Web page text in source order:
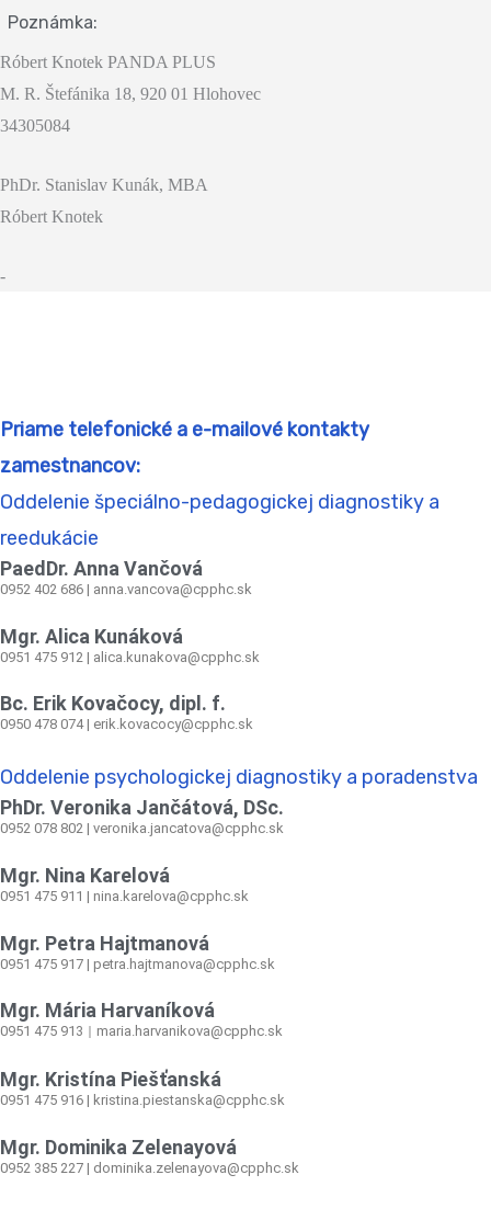
Poznámka:
Róbert Knotek PANDA PLUS
M. R. Štefánika 18, 920 01 Hlohovec
34305084
PhDr. Stanislav Kunák, MBA
Róbert Knotek
-
Priame telefonické a e-mailové kontakty
zamestnancov:
Oddelenie špeciálno-pedagogickej diagnostiky a
reedukácie
PaedDr. Anna Vančová
0952 402 686 | anna.vancova@cpphc.sk
Mgr. Alica Kunáková
0951 475 912 | alica.kunakova@cpphc.sk
Bc. Erik Kovačocy, dipl. f.
0950 478 074 | erik.kovacocy@cpphc.sk
Oddelenie psychologickej diagnostiky a poradenstva
PhDr. Veronika Jančátová, DSc.
0952 078 802 | veronika.jancatova@cpphc.sk
Mgr. Nina Karelová
0951 475 911 | nina.karelova@cpphc.sk
Mgr. Petra Hajtmanová
0951 475 917 | petra.hajtmanova@cpphc.sk
Mgr. Mária Harvaníková
0951 475 913 maria.harvanikova@cpphc.sk
Mgr. Kristína Piešťanská
0951 475 916 | kristina.piestanska@cpphc.sk
Mgr. Dominika Zelenayová
0952 385 227 | dominika.zelenayova@cpphc.sk